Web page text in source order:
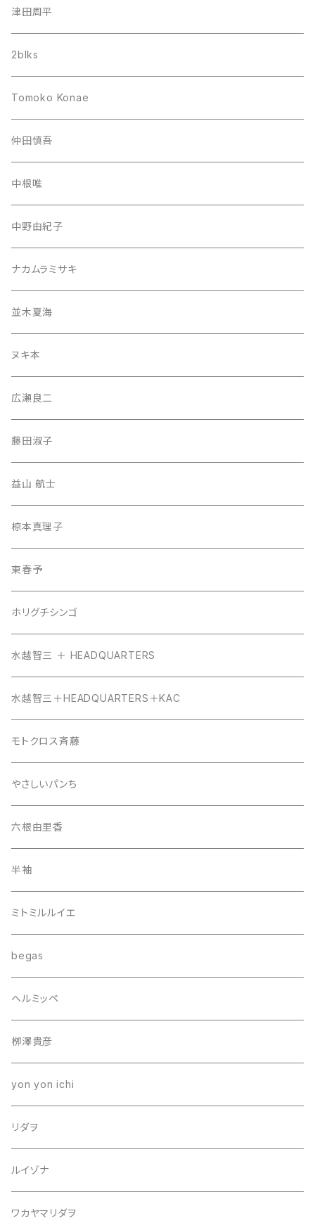
津田周平
2blks
Tomoko Konae
仲田慎吾
中根唯
中野由紀子
ナカムラミサキ
並木夏海
ヌキ本
広瀬良二
藤田淑子
益山 航士
椋本真理子
東春予
ホリグチシンゴ
水越智三 ＋ HEADQUARTERS
水越智三＋HEADQUARTERS＋KAC
モトクロス斉藤
やさしいパンち
六根由里香
半袖
ミトミルルイエ
begas
ヘルミッペ
栁澤貴彦
yon yon ichi
リダヲ
ルイゾナ
ワカヤマリダヲ